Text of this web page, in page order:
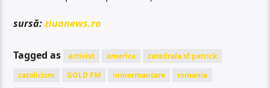
sursă:ziuanews.ro
Tagged as activist america
catedrala sf patrick
catolicism
GOLD FM inmormantare
romania